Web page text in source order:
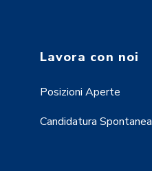
Lavora con noi
Posizioni Aperte
Candidatura Spontanea